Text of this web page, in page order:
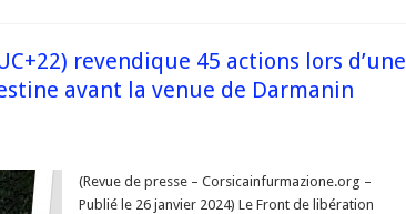
revendique 45 actions lors d’une
avant la venue de Darmanin
(Revue de presse – Corsicainfurmazione.org –
Publié le 26 janvier 2024) Le Front de libération